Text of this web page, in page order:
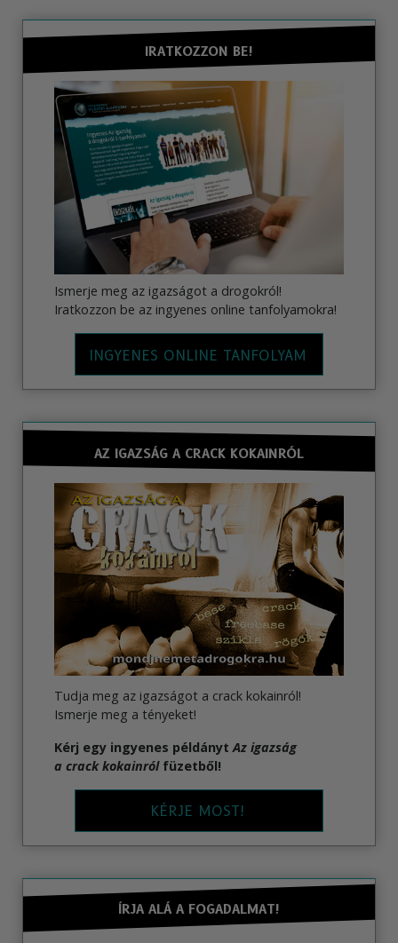
IRATKOZZON BE!
Ismerje meg az igazságot a drogokról!
Iratkozzon be az ingyenes online tanfolyamokra!
INGYENES ONLINE TANFOLYAM
AZ IGAZSÁG A CRACK KOKAINRÓL
Tudja meg az igazságot a crack kokainról!
Ismerje meg a tényeket!
Kérj egy ingyenes példánytAz igazság
a crack kokainrólfüzetből!
KÉRJE MOST!
ÍRJA ALÁ A FOGADALMAT!